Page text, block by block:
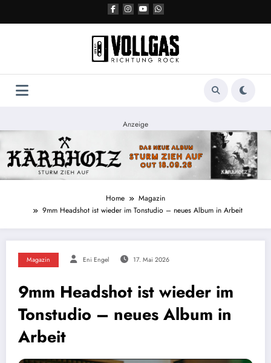
Anzeige
Home
Magazin
9mm Headshot ist wieder im Tonstudio – neues Album in Arbeit
Magazin Eni Engel 17. Mai 2026
9mm Headshot ist wieder im
Tonstudio – neues Album in
Arbeit